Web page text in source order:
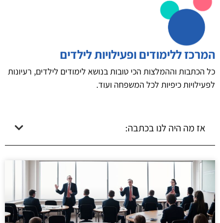
המרכז ללימודים ופעילויות לילדים
כל הכתבות וההמלצות הכי טובות בנושא לימודים לילדים, רעיונות
לפעילויות כיפיות לכל המשפחה ועוד.
אז מה היה לנו בכתבה: